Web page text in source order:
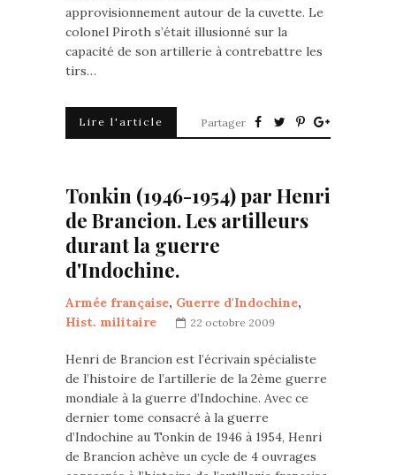
approvisionnement autour de la cuvette. Le
colonel Piroth s’était illusionné sur la
capacité de son artillerie à contrebattre les
tirs…
Lire l'article Partager
Tonkin (1946-1954) par Henri
de Brancion. Les artilleurs
durant la guerre
d'Indochine.
Armée française, Guerre d'Indochine,
Hist. militaire
22 octobre 2009
Henri de Brancion est l’écrivain spécialiste
de l’histoire de l’artillerie de la 2ème guerre
mondiale à la guerre d’Indochine. Avec ce
dernier tome consacré à la guerre
d’Indochine au Tonkin de 1946 à 1954, Henri
de Brancion achève un cycle de 4 ouvrages